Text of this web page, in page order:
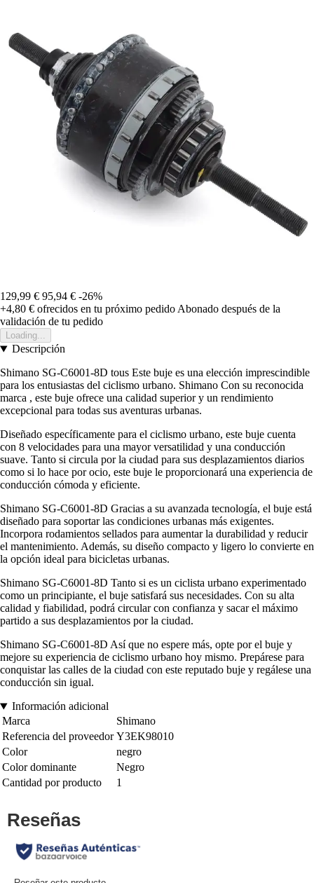
129,99 € 95,94 € -26%
+4,80 € ofrecidos en tu próximo pedido Abonado después de la
validación de tu pedido
Loading...
Descripción
Shimano SG-C6001-8D tous Este buje es una elección imprescindible
para los entusiastas del ciclismo urbano. Shimano Con su reconocida
marca , este buje ofrece una calidad superior y un rendimiento
excepcional para todas sus aventuras urbanas.
Diseñado específicamente para el ciclismo urbano, este buje cuenta
con 8 velocidades para una mayor versatilidad y una conducción
suave. Tanto si circula por la ciudad para sus desplazamientos diarios
como si lo hace por ocio, este buje le proporcionará una experiencia de
conducción cómoda y eficiente.
Shimano SG-C6001-8D Gracias a su avanzada tecnología, el buje está
diseñado para soportar las condiciones urbanas más exigentes.
Incorpora rodamientos sellados para aumentar la durabilidad y reducir
el mantenimiento. Además, su diseño compacto y ligero lo convierte en
la opción ideal para bicicletas urbanas.
Shimano SG-C6001-8D Tanto si es un ciclista urbano experimentado
como un principiante, el buje satisfará sus necesidades. Con su alta
calidad y fiabilidad, podrá circular con confianza y sacar el máximo
partido a sus desplazamientos por la ciudad.
Shimano SG-C6001-8D Así que no espere más, opte por el buje y
mejore su experiencia de ciclismo urbano hoy mismo. Prepárese para
conquistar las calles de la ciudad con este reputado buje y regálese una
conducción sin igual.
Información adicional
Marca
Shimano
Referencia del proveedor Y3EK98010
Color
negro
Color dominante
Negro
Cantidad por producto
1